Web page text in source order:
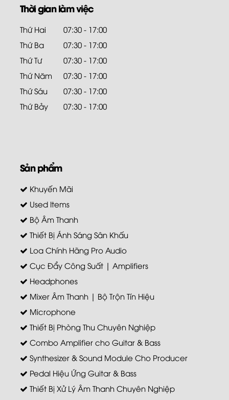
Thời gian làm việc
Thứ Hai
07:30 - 17:00
Thứ Ba
07:30 - 17:00
Thứ Tư
07:30 - 17:00
Thứ Năm
07:30 - 17:00
Thứ Sáu
07:30 - 17:00
Thứ Bảy
07:30 - 17:00
Sản phẩm
Khuyến Mãi
Used Items
Bộ Âm Thanh
Thiết Bị Ánh Sáng Sân Khấu
Loa Chính Hãng Pro Audio
Cục Đẩy Công Suất | Amplifiers
Headphones
Mixer Âm Thanh | Bộ Trộn Tín Hiệu
Microphone
Thiết Bị Phòng Thu Chuyên Nghiệp
Combo Amplifier cho Guitar & Bass
Synthesizer & Sound Module Cho Producer
Pedal Hiệu Ứng Guitar & Bass
Thiết Bị Xử Lý Âm Thanh Chuyên Nghiệp